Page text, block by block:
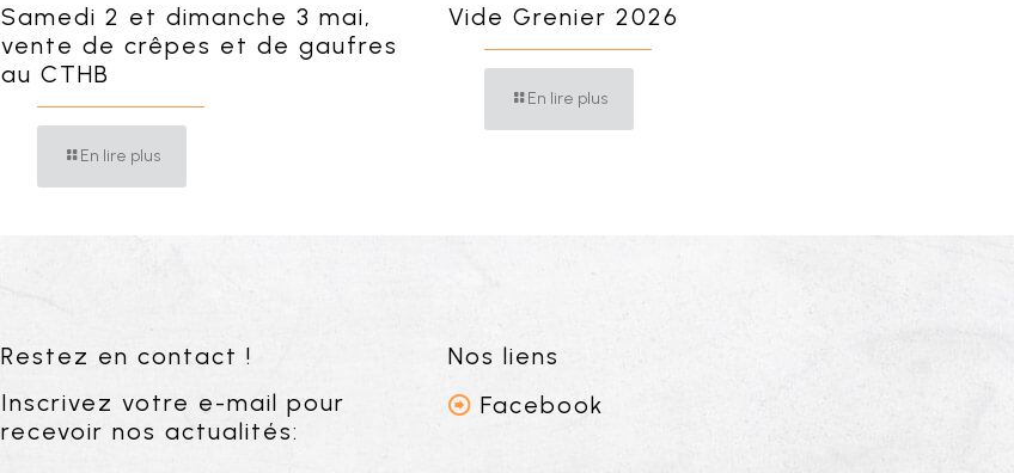
Samedi 2 et dimanche 3 mai,
vente de crêpes et de gaufres
au CTHB
En lire plus
Vide Grenier 2026
En lire plus
Restez en contact !
Inscrivez votre e-mail pour
recevoir nos actualités:
Nos liens
Facebook